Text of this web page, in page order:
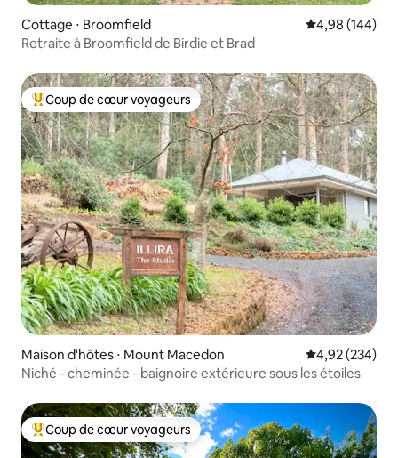
Cottage ⋅ Broomfield Évaluation
4,98 (144)
Retraite à Broomfield de Birdie et Brad
Coups de cœur voyageurs les plus appréciés
Coup de cœur voyageurs
Maison d'hôtes ⋅ Mount Macedon Évaluation
4,92 (234)
Niché - cheminée - baignoire extérieure sous les étoiles
Coups de cœur voyageurs les plus appréciés
Coup de cœur voyageurs